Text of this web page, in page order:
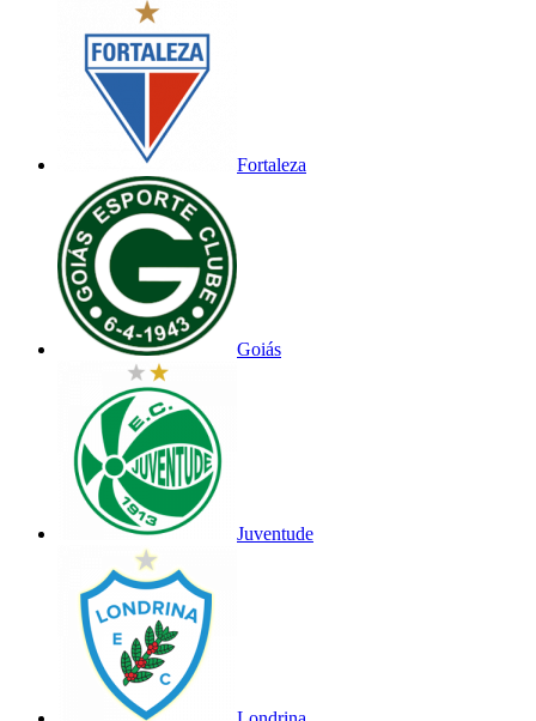
Fortaleza
Goiás
Juventude